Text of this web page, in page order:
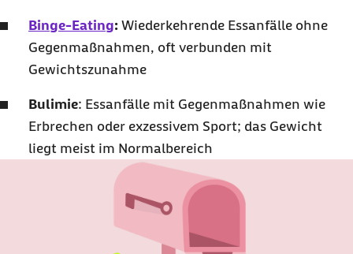
Binge-Eating: Wiederkehrende Essanfälle ohne
Gegenmaßnahmen, oft verbunden mit
Gewichtszunahme
Bulimie: Essanfälle mit Gegenmaßnahmen wie
Erbrechen oder exzessivem Sport; das Gewicht
liegt meist im Normalbereich